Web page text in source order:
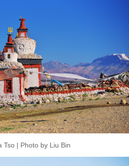
Tso | Photo by Liu Bin